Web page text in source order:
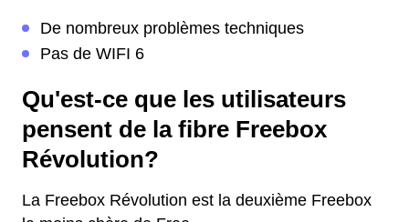
De nombreux problèmes techniques
Pas de WIFI 6
Qu'est-ce que les utilisateurs
pensent de la fibre Freebox
Révolution?
La Freebox Révolution est la deuxième Freebox